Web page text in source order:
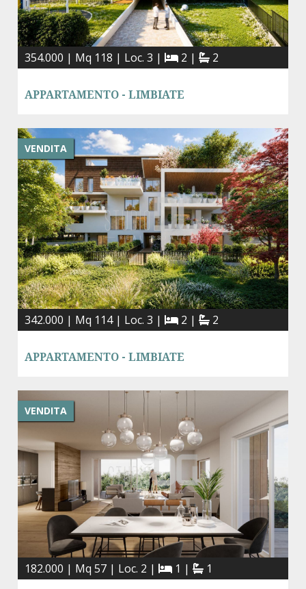
354.000 | Mq 118 | Loc. 3 | 2 | 2
APPARTAMENTO - LIMBIATE
VENDITA
342.000 | Mq 114 | Loc. 3 | 2 | 2
APPARTAMENTO - LIMBIATE
VENDITA
182.000 | Mq 57 | Loc. 2 | 1 | 1